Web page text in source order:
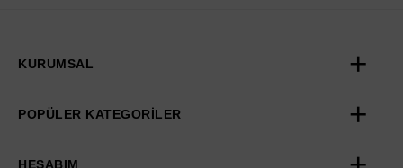
KURUMSAL
POPÜLER KATEGORİLER
HESABIM